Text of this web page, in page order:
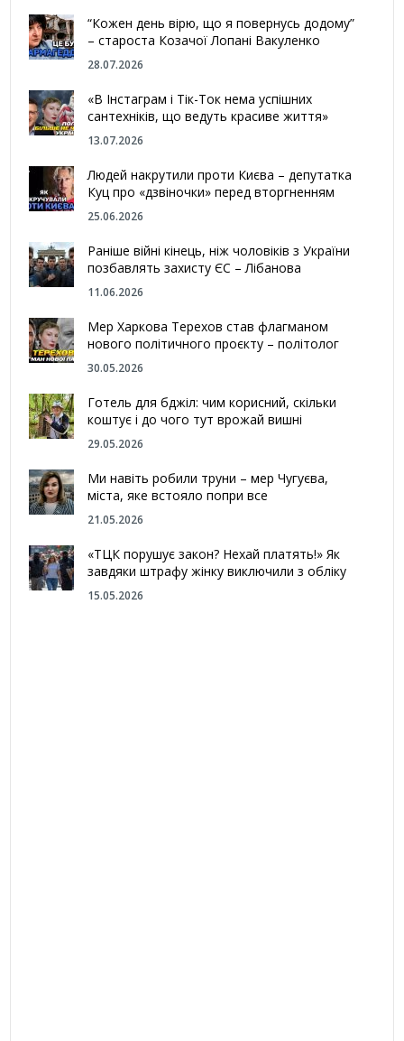
“Кожен день вірю, що я повернусь додому”
– староста Козачої Лопані Вакуленко
28.07.2026
«В Інстаграм і Тік-Ток нема успішних
сантехніків, що ведуть красиве життя»
13.07.2026
Людей накрутили проти Києва – депутатка
Куц про «дзвіночки» перед вторгненням
25.06.2026
Раніше війні кінець, ніж чоловіків з України
позбавлять захисту ЄС – Лібанова
11.06.2026
Мер Харкова Терехов став флагманом
нового політичного проєкту – політолог
30.05.2026
Готель для бджіл: чим корисний, скільки
коштує і до чого тут врожай вишні
29.05.2026
Ми навіть робили труни – мер Чугуєва,
міста, яке встояло попри все
21.05.2026
«ТЦК порушує закон? Нехай платять!» Як
завдяки штрафу жінку виключили з обліку
15.05.2026